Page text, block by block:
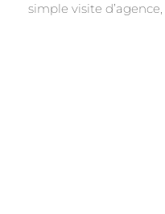
simple visite